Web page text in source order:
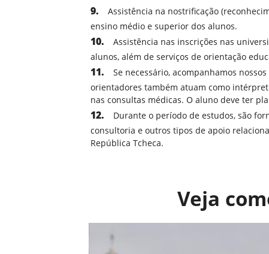
Assistência na nostrificação
ensino médio e superior dos alunos.
Assistência nas inscrições nas
alunos, além de serviços de orientação
Se necessário, acompanhamos
orientadores também atuam como
nas consultas médicas. O aluno deve ter
Durante o período de estudos, são
consultoria e outros tipos de apoio
República Tcheca.
Veja